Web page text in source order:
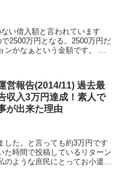
い借入額と言われています
2500万円となる。2500万円だ
かなぁという金額です。 そ
営報告(2014/11) 過去最
収入3万円達成！素人で
が出来た理由
した。と言っても約3万円です
た時間で投稿しているリターン
のような庶民にとってお小遣3